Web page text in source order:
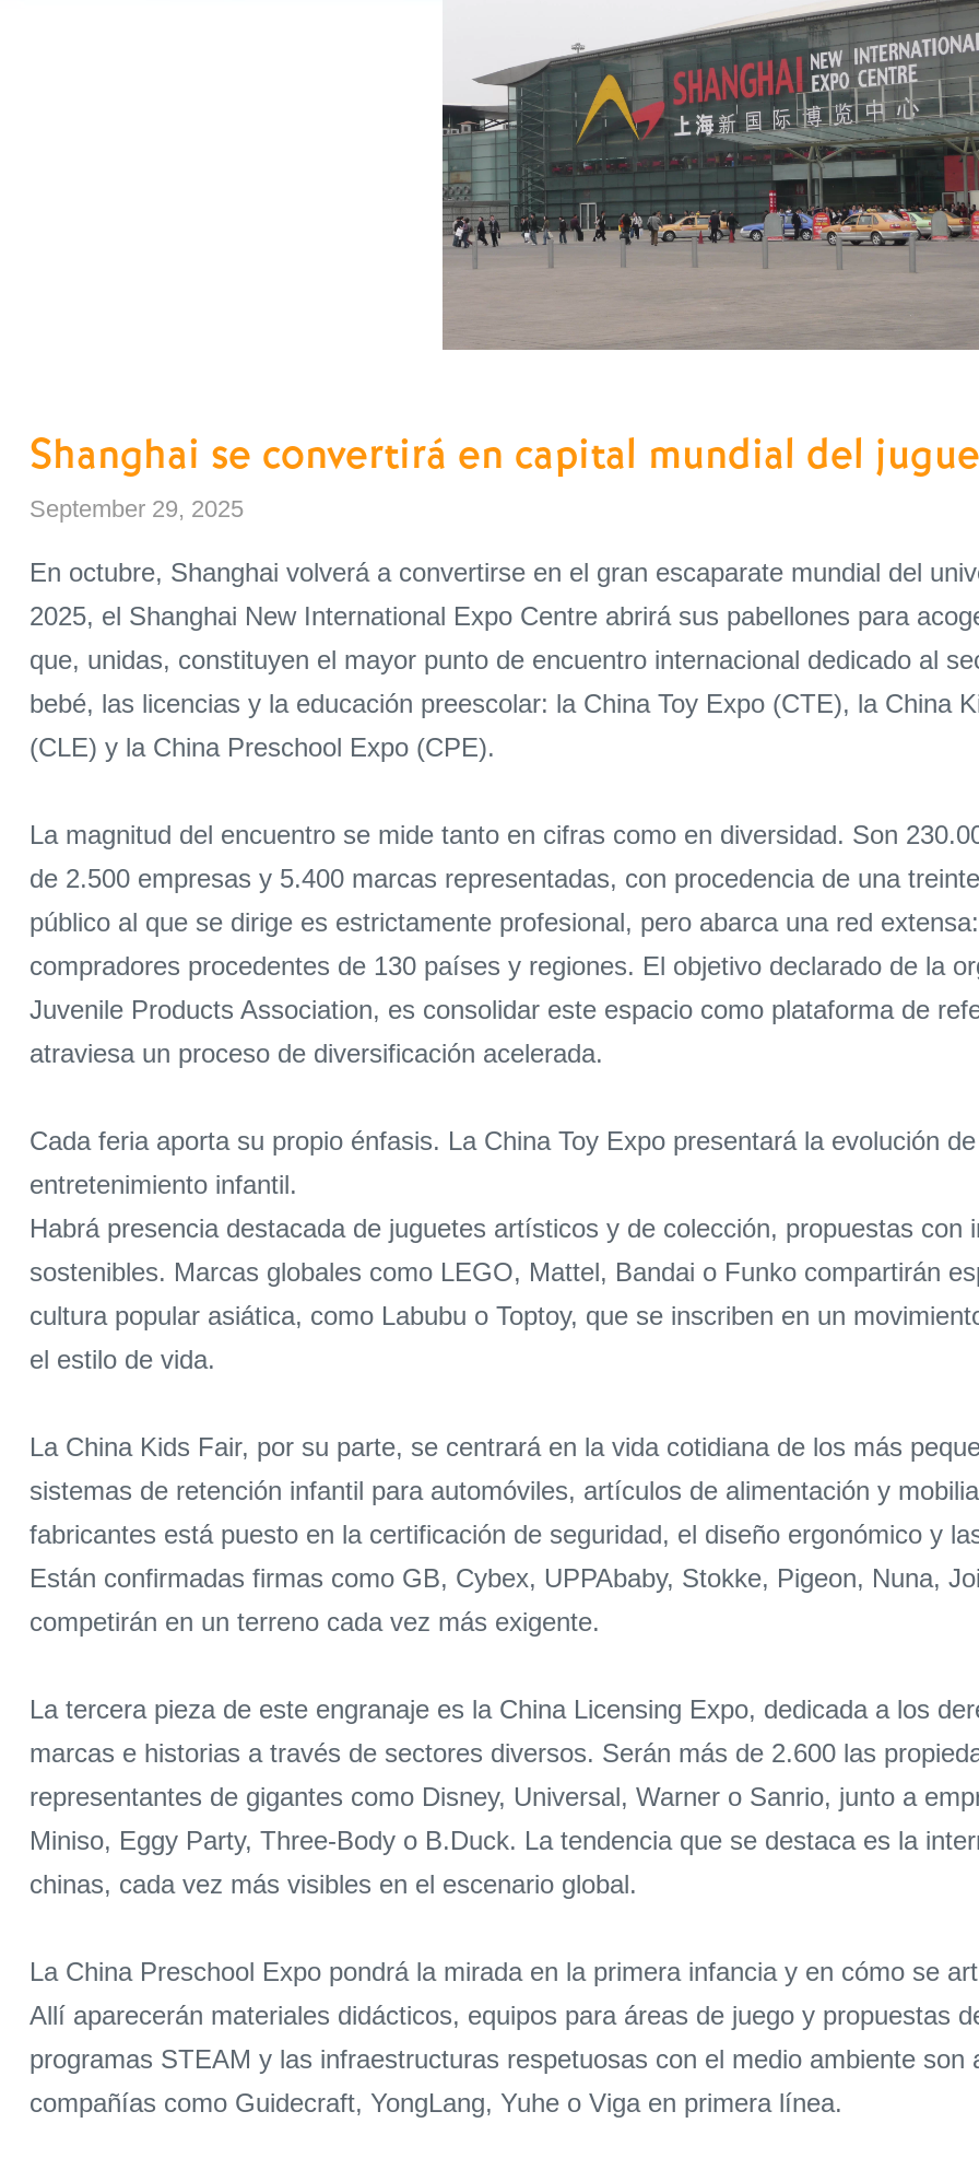
Shanghai se convertirá en capital mundial del
September 29, 2025
En octubre, Shanghai volverá a convertirse en el gran escaparate mundial del
2025, el Shanghai New International Expo Centre abrirá sus pabellones para
que, unidas, constituyen el mayor punto de encuentro internacional dedicado al
bebé, las licencias y la educación preescolar: la China Toy Expo (CTE), la China
(CLE) y la China Preschool Expo (CPE).
La magnitud del encuentro se mide tanto en cifras como en diversidad. Son
de 2.500 empresas y 5.400 marcas representadas, con procedencia de una
público al que se dirige es estrictamente profesional, pero abarca una red
compradores procedentes de 130 países y regiones. El objetivo declarado de la
Juvenile Products Association, es consolidar este espacio como plataforma de
atraviesa un proceso de diversificación acelerada.
Cada feria aporta su propio énfasis. La China Toy Expo presentará la evolución
entretenimiento infantil.
Habrá presencia destacada de juguetes artísticos y de colección, propuestas con
sostenibles. Marcas globales como LEGO, Mattel, Bandai o Funko compartirán
cultura popular asiática, como Labubu o Toptoy, que se inscriben en un
el estilo de vida.
La China Kids Fair, por su parte, se centrará en la vida cotidiana de los más
sistemas de retención infantil para automóviles, artículos de alimentación y
fabricantes está puesto en la certificación de seguridad, el diseño ergonómico y
Están confirmadas firmas como GB, Cybex, UPPAbaby, Stokke, Pigeon, Nuna,
competirán en un terreno cada vez más exigente.
La tercera pieza de este engranaje es la China Licensing Expo, dedicada a los
marcas e historias a través de sectores diversos. Serán más de 2.600 las
representantes de gigantes como Disney, Universal, Warner o Sanrio, junto a
Miniso, Eggy Party, Three-Body o B.Duck. La tendencia que se destaca es la
chinas, cada vez más visibles en el escenario global.
La China Preschool Expo pondrá la mirada en la primera infancia y en cómo se
Allí aparecerán materiales didácticos, equipos para áreas de juego y propuestas
programas STEAM y las infraestructuras respetuosas con el medio ambiente son
compañías como Guidecraft, YongLang, Yuhe o Viga en primera línea.